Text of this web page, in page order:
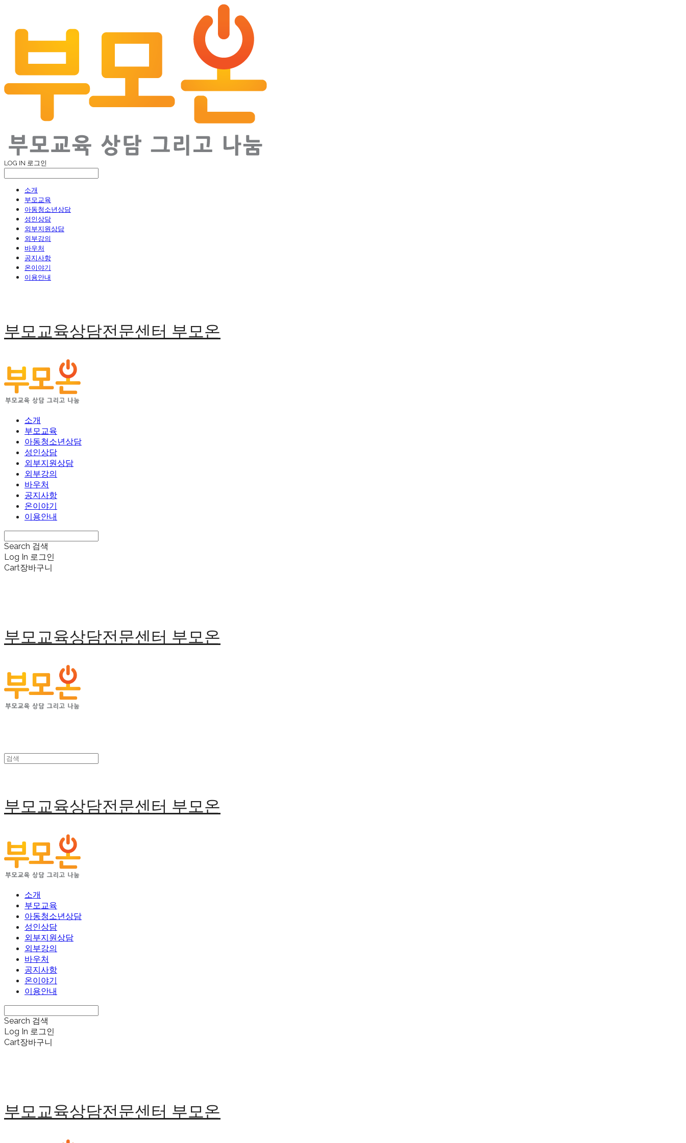
LOG IN 로그인
소개
부모교육
아동청소년상담
성인상담
외부지원상담
외부강의
바우처
공지사항
온이야기
이용안내
부모교육상담전문센터 부모온
소개
부모교육
아동청소년상담
성인상담
외부지원상담
외부강의
바우처
공지사항
온이야기
이용안내
Search 검색
Log In 로그인
Cart장바구니
부모교육상담전문센터 부모온
부모교육상담전문센터 부모온
소개
부모교육
아동청소년상담
성인상담
외부지원상담
외부강의
바우처
공지사항
온이야기
이용안내
Search 검색
Log In 로그인
Cart장바구니
부모교육상담전문센터 부모온